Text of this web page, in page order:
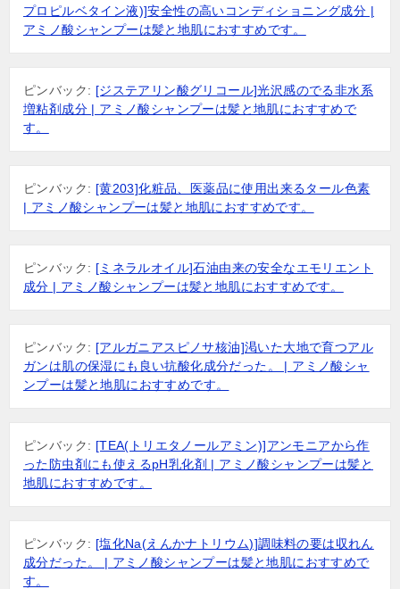
プロピルベタイン液)]安全性の高いコンディショニング成分 |
アミノ酸シャンプーは髪と地肌におすすめです。
ピンバック: [ジステアリン酸グリコール]光沢感のでる非水系
増粘剤成分 | アミノ酸シャンプーは髪と地肌におすすめで
す。
ピンバック: [黄203]化粧品、医薬品に使用出来るタール色素
| アミノ酸シャンプーは髪と地肌におすすめです。
ピンバック: [ミネラルオイル]石油由来の安全なエモリエント
成分 | アミノ酸シャンプーは髪と地肌におすすめです。
ピンバック: [アルガニアスピノサ核油]渇いた大地で育つアル
ガンは肌の保湿にも良い抗酸化成分だった。 | アミノ酸シャ
ンプーは髪と地肌におすすめです。
ピンバック: [TEA(トリエタノールアミン)]アンモニアから作
った防虫剤にも使えるpH乳化剤 | アミノ酸シャンプーは髪と
地肌におすすめです。
ピンバック: [塩化Na(えんかナトリウム)]調味料の要は収れん
成分だった。 | アミノ酸シャンプーは髪と地肌におすすめで
す。